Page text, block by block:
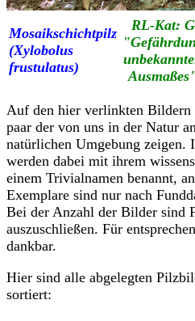
Mosaikschichtpilz
(Xylobolus
frustulatus)
RL-Kat: G
Auf den hier verlinkten Bildern
paar der von uns in der Natur
natürlichen Umgebung zeigen.
werden dabei mit ihrem
einem Trivialnamen benannt,
Exemplare sind nur nach
Bei der Anzahl der Bilder sind
auszuschließen. Für
dankbar.
Hier sind alle abgelegten
sortiert: